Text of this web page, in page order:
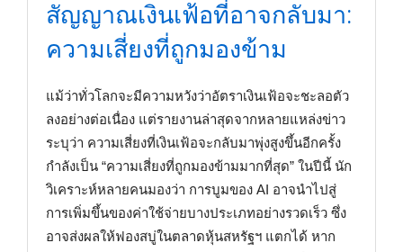
สัญญาณเงินเฟ้อที่อาจกลับมา:
ความเสี่ยงที่ถูกมองข้าม
แม้ว่าทั่วโลกจะมีความหวังว่าอัตราเงินเฟ้อจะชะลอตัว
ลงอย่างต่อเนื่อง แต่รายงานล่าสุดจากหลายแหล่งข่าว
ระบุว่า ความเสี่ยงที่เงินเฟ้อจะกลับมาพุ่งสูงขึ้นอีกครั้ง
กำลังเป็น “ความเสี่ยงที่ถูกมองข้ามมากที่สุด” ในปีนี้ นัก
วิเคราะห์หลายคนมองว่า การบูมของ AI อาจนำไปสู่
การเพิ่มขึ้นของค่าใช้จ่ายบางประเภทอย่างรวดเร็ว ซึ่ง
อาจส่งผลให้ฟองสบู่ในตลาดหุ้นสหรัฐฯ แตกได้ หาก